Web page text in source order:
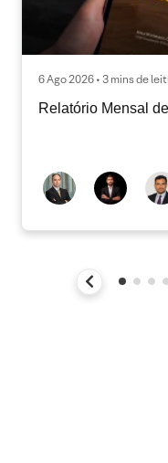
6 Ago 2026 • 3 mins de
Relatório Mensal